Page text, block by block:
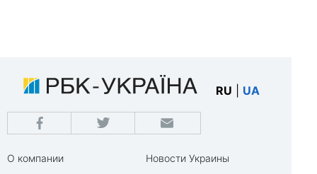
RU UA
О компании
Новости Украины